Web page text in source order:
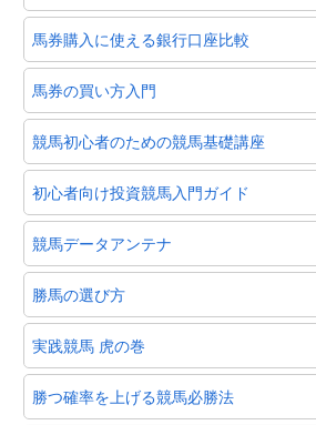
馬券購入に使える銀行口座比較
馬券の買い方入門
競馬初心者のための競馬基礎講座
初心者向け投資競馬入門ガイド
競馬データアンテナ
勝馬の選び方
実践競馬 虎の巻
勝つ確率を上げる競馬必勝法